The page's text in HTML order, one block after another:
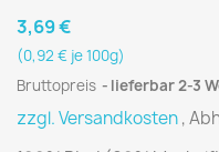
3,69 €
(0,92 € je 100g)
Bruttopreis
lieferbar 2-3
zzgl. Versandkosten,